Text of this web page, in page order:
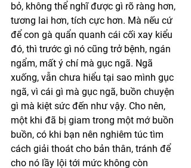
bỏ, không thể nghĩ được gì rõ ràng hơn,
tương lai hơn, tích cực hơn. Mà nếu cứ
để con gà quẩn quanh cái cối xay kiểu
đó, thì trước gì nó cũng trở bệnh, ngán
ngẩm, mất ý chí mà gục ngã. Ngã
xuống, vẫn chưa hiểu tại sao mình gục
ngã, vì cái gì mà gục ngã, buồn chuyện
gì mà kiệt sức đến như vậy. Cho nên,
một khi đã bị giam trong một mớ buồn
buồn, có khi bạn nên nghiêm túc tìm
cách giải thoát cho bản thân, tránh để
cho nó lầy lội tới mức không còn